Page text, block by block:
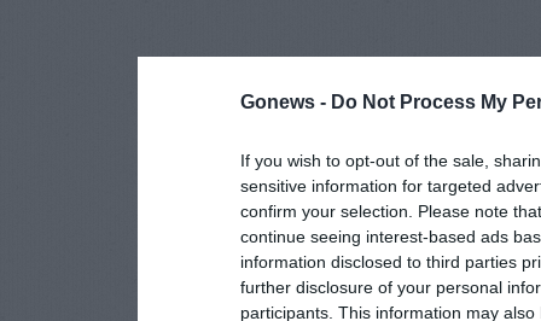
Gonews - Do Not Process My
If you wish to opt-out of the sale,
sensitive information for targeted
confirm your selection. Please note
continue seeing interest-based ads
information disclosed to third parties
further disclosure of your personal
participants. This information may